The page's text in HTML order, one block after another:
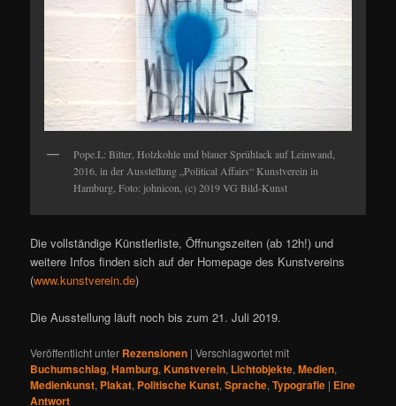
Pope.L: Bitter, Holzkohle und blauer Sprühlack auf Leinwand,
2016, in der Ausstellung „Political Affairs“ Kunstverein in
Hamburg, Foto: johnicon, (c) 2019 VG Bild-Kunst
Die vollständige Künstlerliste, Öffnungszeiten (ab 12h!) und
weitere Infos finden sich auf der Homepage des Kunstvereins
(www.kunstverein.de)
Die Ausstellung läuft noch bis zum 21. Juli 2019.
Veröffentlicht unter Rezensionen |Verschlagwortet mit
Buchumschlag,Hamburg,Kunstverein, Lichtobjekte,Medien,
Medienkunst, Plakat, Politische Kunst,Sprache,Typografie | Eine
Antwort